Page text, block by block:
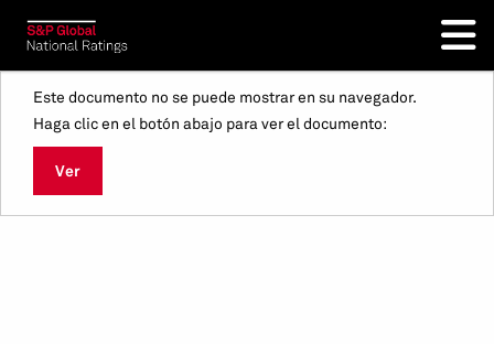
Este documento no se puede mostrar en su navegador.
Haga clic en el botón abajo para ver el documento:
Ver